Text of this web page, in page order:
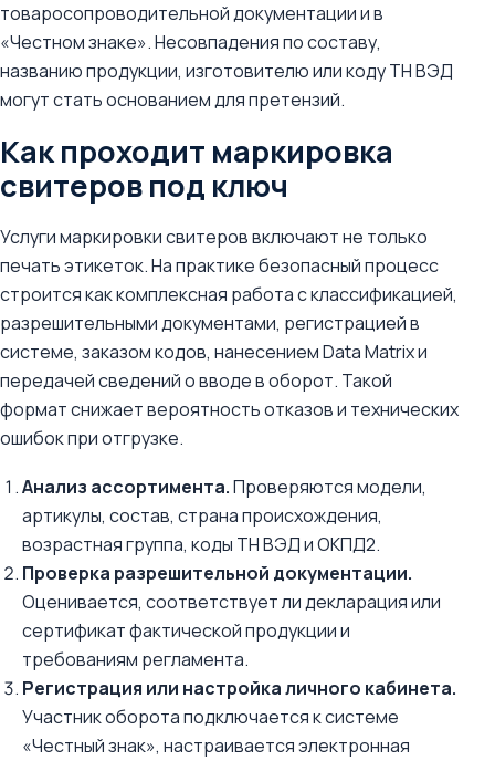
товаросопроводительной документации и в
«Честном знаке». Несовпадения по составу,
названию продукции, изготовителю или коду ТН ВЭД
могут стать основанием для претензий.
Как проходит маркировка
свитеров под ключ
Услуги маркировки свитеров включают не только
печать этикеток. На практике безопасный процесс
строится как комплексная работа с классификацией,
разрешительными документами, регистрацией в
системе, заказом кодов, нанесением Data Matrix и
передачей сведений о вводе в оборот. Такой
формат снижает вероятность отказов и технических
ошибок при отгрузке.
Анализ ассортимента.Проверяются модели,
артикулы, состав, страна происхождения,
возрастная группа, коды ТН ВЭД и ОКПД2.
Проверка разрешительной документации.
Оценивается, соответствует ли декларация или
сертификат фактической продукции и
требованиям регламента.
Регистрация или настройка личного кабинета.
Участник оборота подключается к системе
«Честный знак», настраивается электронная